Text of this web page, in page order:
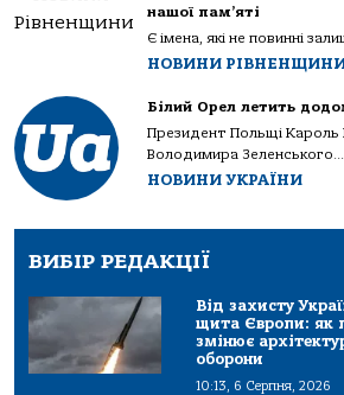
нашої пам’яті
Є імена, які не повинні
НОВИНИ
Білий Орел летить
Президент Польщі Кароль
Володимира Зеленського...
НОВИНИ УКРАЇНИ
ВИБІР РЕДАКЦІЇ
Від захисту
щита Європи: як
змінює
оборони
10:13, 6 Серпня, 2026